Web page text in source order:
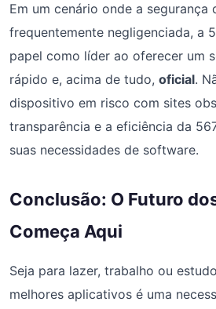
Em um cenário onde a segurança
frequentemente negligenciada, a
papel como líder ao oferecer um
rápido e, acima de tudo, oficial.
dispositivo em risco com sites
transparência e a eficiência da
suas necessidades de software.
Conclusão: O Futuro
Começa Aqui
Seja para lazer, trabalho ou
melhores aplicativos é uma